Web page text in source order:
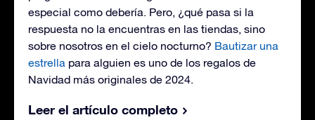
especial como debería. Pero, ¿qué pasa si la
respuesta no la encuentras en las tiendas, sino
sobre nosotros en el cielo nocturno? Bautizar una
estrella para alguien es uno de los regalos de
Navidad más originales de 2024.
Leer el artículo completo